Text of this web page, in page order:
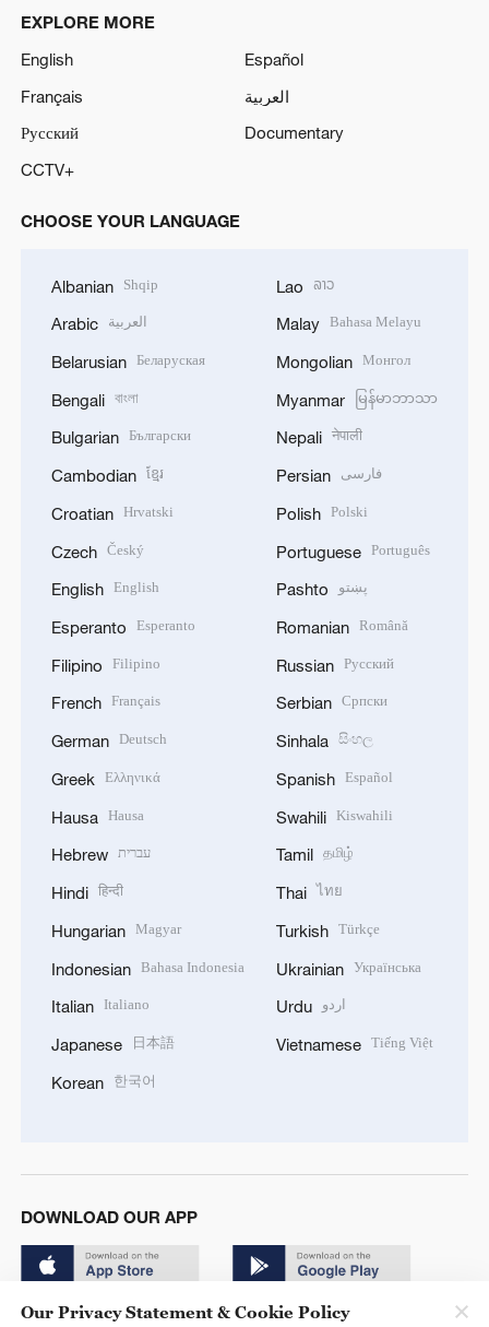
EXPLORE MORE
English
Español
Français
العربية
Русский
Documentary
CCTV+
CHOOSE YOUR LANGUAGE
Albanian Shqip
Arabic العربية
Belarusian Беларуская
Bengali বাংলা
Bulgarian Български
Cambodian ខ្មែរ
Croatian Hrvatski
Czech Český
English English
Esperanto Esperanto
Filipino Filipino
French Français
German Deutsch
Greek Ελληνικά
Hausa Hausa
Hebrew עברית
Hindi हिन्दी
Hungarian Magyar
Indonesian Bahasa Indonesia
Italian Italiano
Japanese 日本語
Korean 한국어
Lao ລາວ
Malay Bahasa Melayu
Mongolian Монгол
Myanmar မြန်မာဘာသာ
Nepali नेपाली
Persian فارسی
Polish Polski
Portuguese Português
Pashto پښتو
Romanian Română
Russian Русский
Serbian Српски
Sinhala සිංහල
Spanish Español
Swahili Kiswahili
Tamil தமிழ்
Thai ไทย
Turkish Türkçe
Ukrainian Українська
Urdu اردو
Vietnamese Tiếng Việt
DOWNLOAD OUR APP
Our Privacy Statement & Cookie Policy